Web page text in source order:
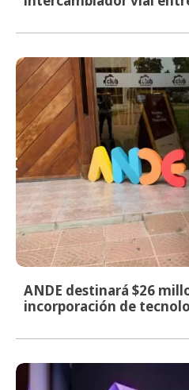
ANDE destinará $26
incorporación de